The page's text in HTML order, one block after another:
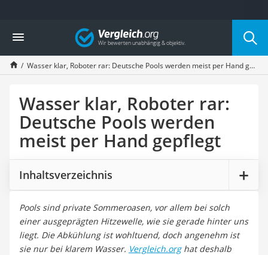
Die beliebtesten Vergleiche nach Kategorie
Service
Vergleich
Wasser klar, Roboter rar: Deutsche Pools werden meist per Hand gepflegt
Wasser klar, Roboter rar:
Deutsche Pools werden
meist per Hand gepflegt
Inhaltsverzeichnis
Pools sind private Sommeroasen, vor allem bei solch
einer ausgeprägten Hitzewelle, wie sie gerade hinter uns
liegt. Die Abkühlung ist wohltuend, doch angenehm ist
sie nur bei klarem Wasser. Vergleich.orghat deshalb